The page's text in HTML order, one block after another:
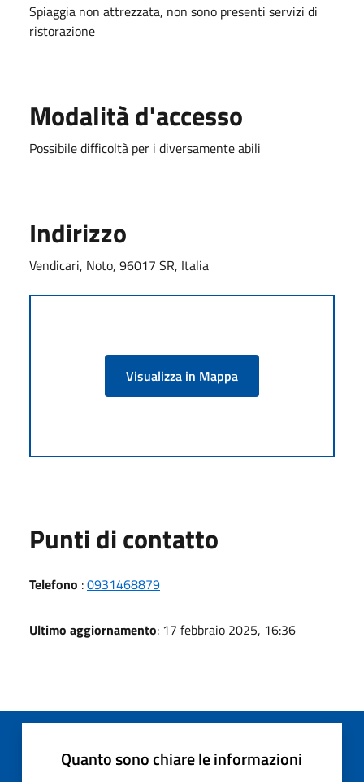
Spiaggia non attrezzata, non sono presenti servizi di
ristorazione
Modalità d'accesso
Possibile difficoltà per i diversamente abili
Indirizzo
Vendicari, Noto, 96017 SR, Italia
Visualizza in Mappa
Punti di contatto
Telefono :0931468879
Ultimo aggiornamento: 17 febbraio 2025, 16:36
Quanto sono chiare le informazioni